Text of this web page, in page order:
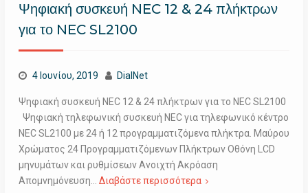
Ψηφιακή συσκευή NEC 12 & 24 πλήκτρων
για το NEC SL2100
4 Ιουνίου, 2019 DialNet
Ψηφιακή συσκευή NEC 12 & 24 πλήκτρων για το NEC SL2100
Ψηφιακή τηλεφωνική συσκευή NEC για τηλεφωνικό κέντρο
NEC SL2100 με 24 ή 12 προγραμματιζόμενα πλήκτρα. Μαύρου
Χρώματος 24 Προγραμματιζόμενων Πλήκτρων Oθόνη LCD
μηνυμάτων και ρυθμίσεων Ανοιχτή Ακρόαση
Απομνημόνευση… Διαβάστε περισσότερα